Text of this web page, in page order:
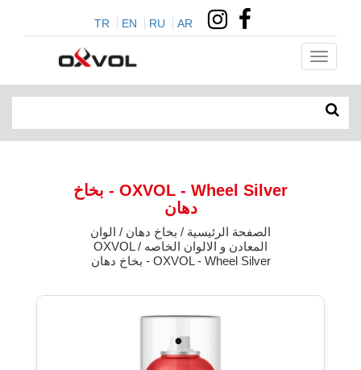
TR EN RU AR
OXVOL - Wheel Silver - بخاخ
دهان
الصفحة الرئيسية / بخاخ دهان / الوان
المعادن و الالوان الخاصه OXVOL /
OXVOL - Wheel Silver - بخاخ دهان